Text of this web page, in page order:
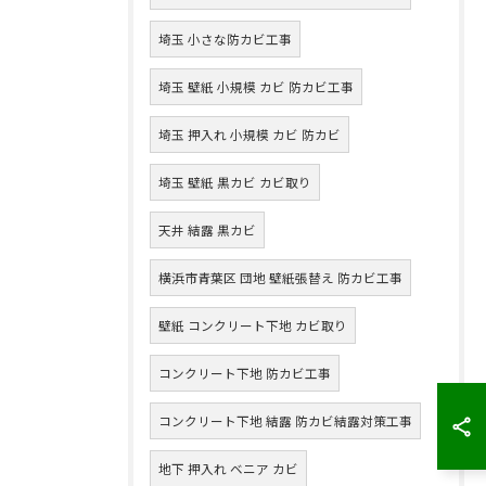
埼玉 小さな防カビ工事
埼玉 壁紙 小規模 カビ 防カビ工事
埼玉 押入れ 小規模 カビ 防カビ
埼玉 壁紙 黒カビ カビ取り
天井 結露 黒カビ
横浜市青葉区 団地 壁紙張替え 防カビ工事
壁紙 コンクリート下地 カビ取り
コンクリート下地 防カビ工事
コンクリート下地 結露 防カビ結露対策工事
地下 押入れ ベニア カビ